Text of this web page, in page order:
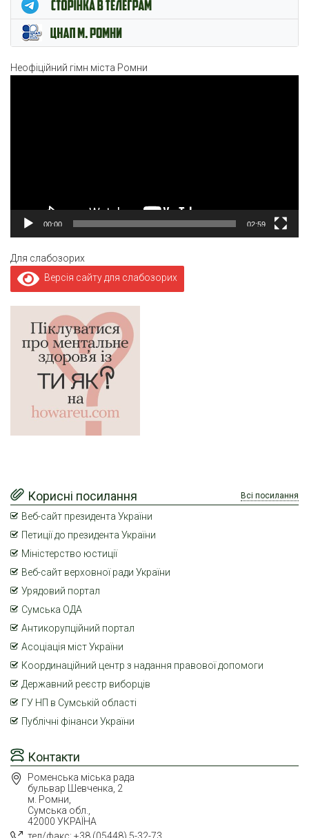
Неофіційний гімн міста Ромни
00:00 02:59
Для слабозорих
Версія сайту для слабозорих
Контакти
Роменська міська рада
бульвар Шевченка, 2
м. Ромни,
Сумська обл.,
42000 УКРАЇНА
тел/факс: +38 (05448) 5-32-73
Корисні посилання Всі посилання
Веб-сайт президента України
Петиції до президента України
Міністерство юстиції
Веб-сайт верховної ради України
Урядовий портал
Сумська ОДА
Антикорупційний портал
Асоціація міст України
Координаційний центр з надання правової допомоги
Державний реєстр виборців
ГУ НП в Сумській області
Публічні фінанси України